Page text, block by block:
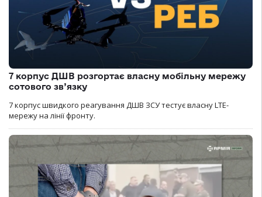
7 корпус ДШВ розгортає власну мобільну мережу
сотового зв’язку
7 корпус швидкого реагування ДШВ ЗСУ тестує власну LTE-
мережу на лінії фронту.